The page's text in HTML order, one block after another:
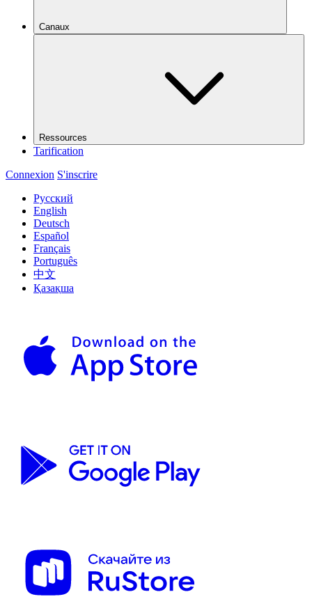
Canaux
Ressources
Tarification
Connexion S'inscrire
Русский
English
Deutsch
Español
Français
Português
中文
Қазақша